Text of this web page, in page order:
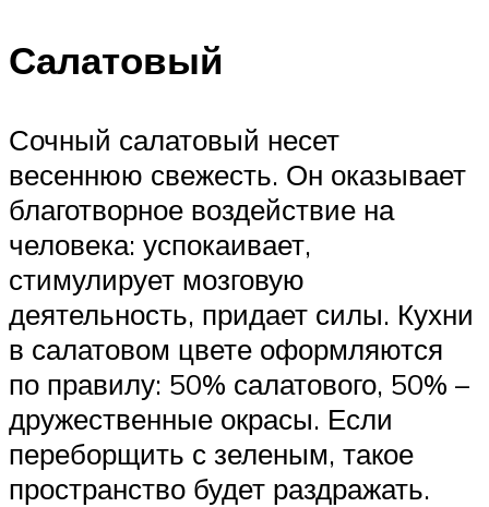
Салатовый
Сочный салатовый несет
весеннюю свежесть. Он оказывает
благотворное воздействие на
человека: успокаивает,
стимулирует мозговую
деятельность, придает силы. Кухни
в салатовом цвете оформляются
по правилу: 50% салатового, 50% –
дружественные окрасы. Если
переборщить с зеленым, такое
пространство будет раздражать.